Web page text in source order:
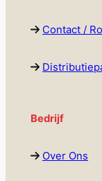
Contact /
Bedrijf
Over Ons